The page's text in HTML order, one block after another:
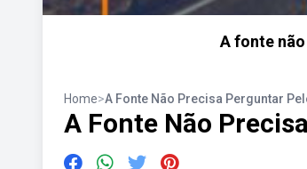
A fonte
Home>A Fonte Não Precisa Perguntar
A Fonte Não